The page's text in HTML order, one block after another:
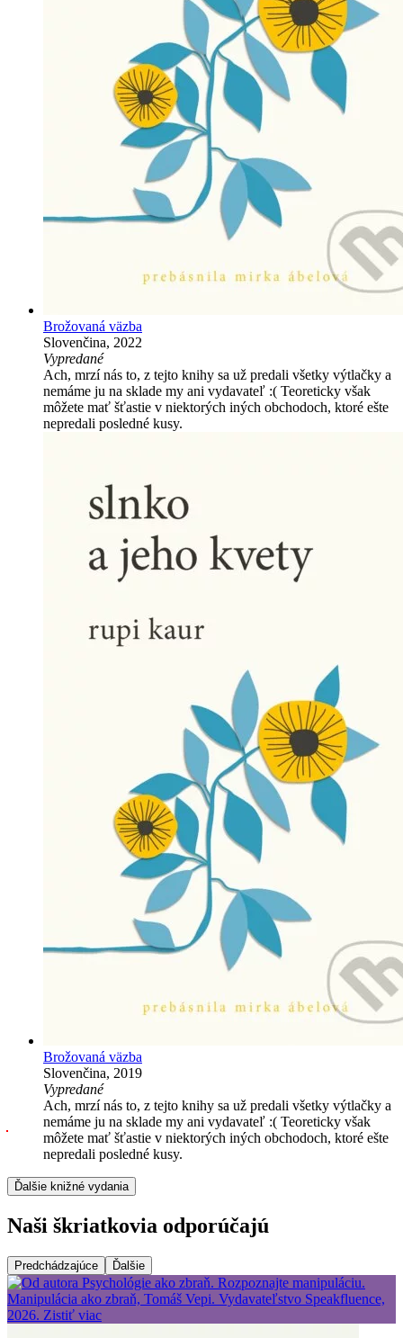
Brožovaná väzba
Slovenčina, 2022
Vypredané
Ach, mrzí nás to, z tejto knihy sa už predali všetky výtlačky a
nemáme ju na sklade my ani vydavateľ :( Teoreticky však
môžete mať šťastie v niektorých iných obchodoch, ktoré ešte
nepredali posledné kusy.
Brožovaná väzba
Slovenčina, 2019
Vypredané
Ach, mrzí nás to, z tejto knihy sa už predali všetky výtlačky a
nemáme ju na sklade my ani vydavateľ :( Teoreticky však
môžete mať šťastie v niektorých iných obchodoch, ktoré ešte
nepredali posledné kusy.
Ďalšie knižné vydania
Naši škriatkovia odporúčajú
Predchádzajúce Ďalšie